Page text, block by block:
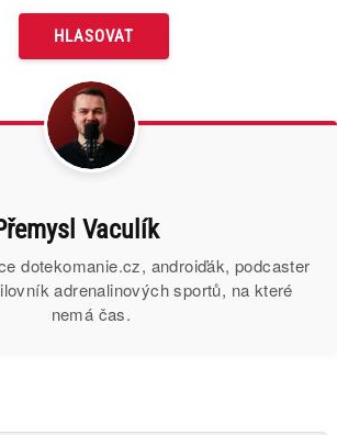
Vaculík
dotekomanie.cz, androiďák, podcaster
adrenalinových sportů, na které
nemá čas.